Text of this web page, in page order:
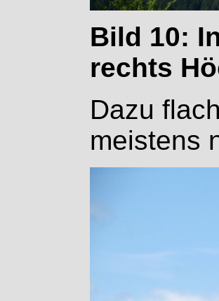
Bild 10:
rechts
Dazu
meistens